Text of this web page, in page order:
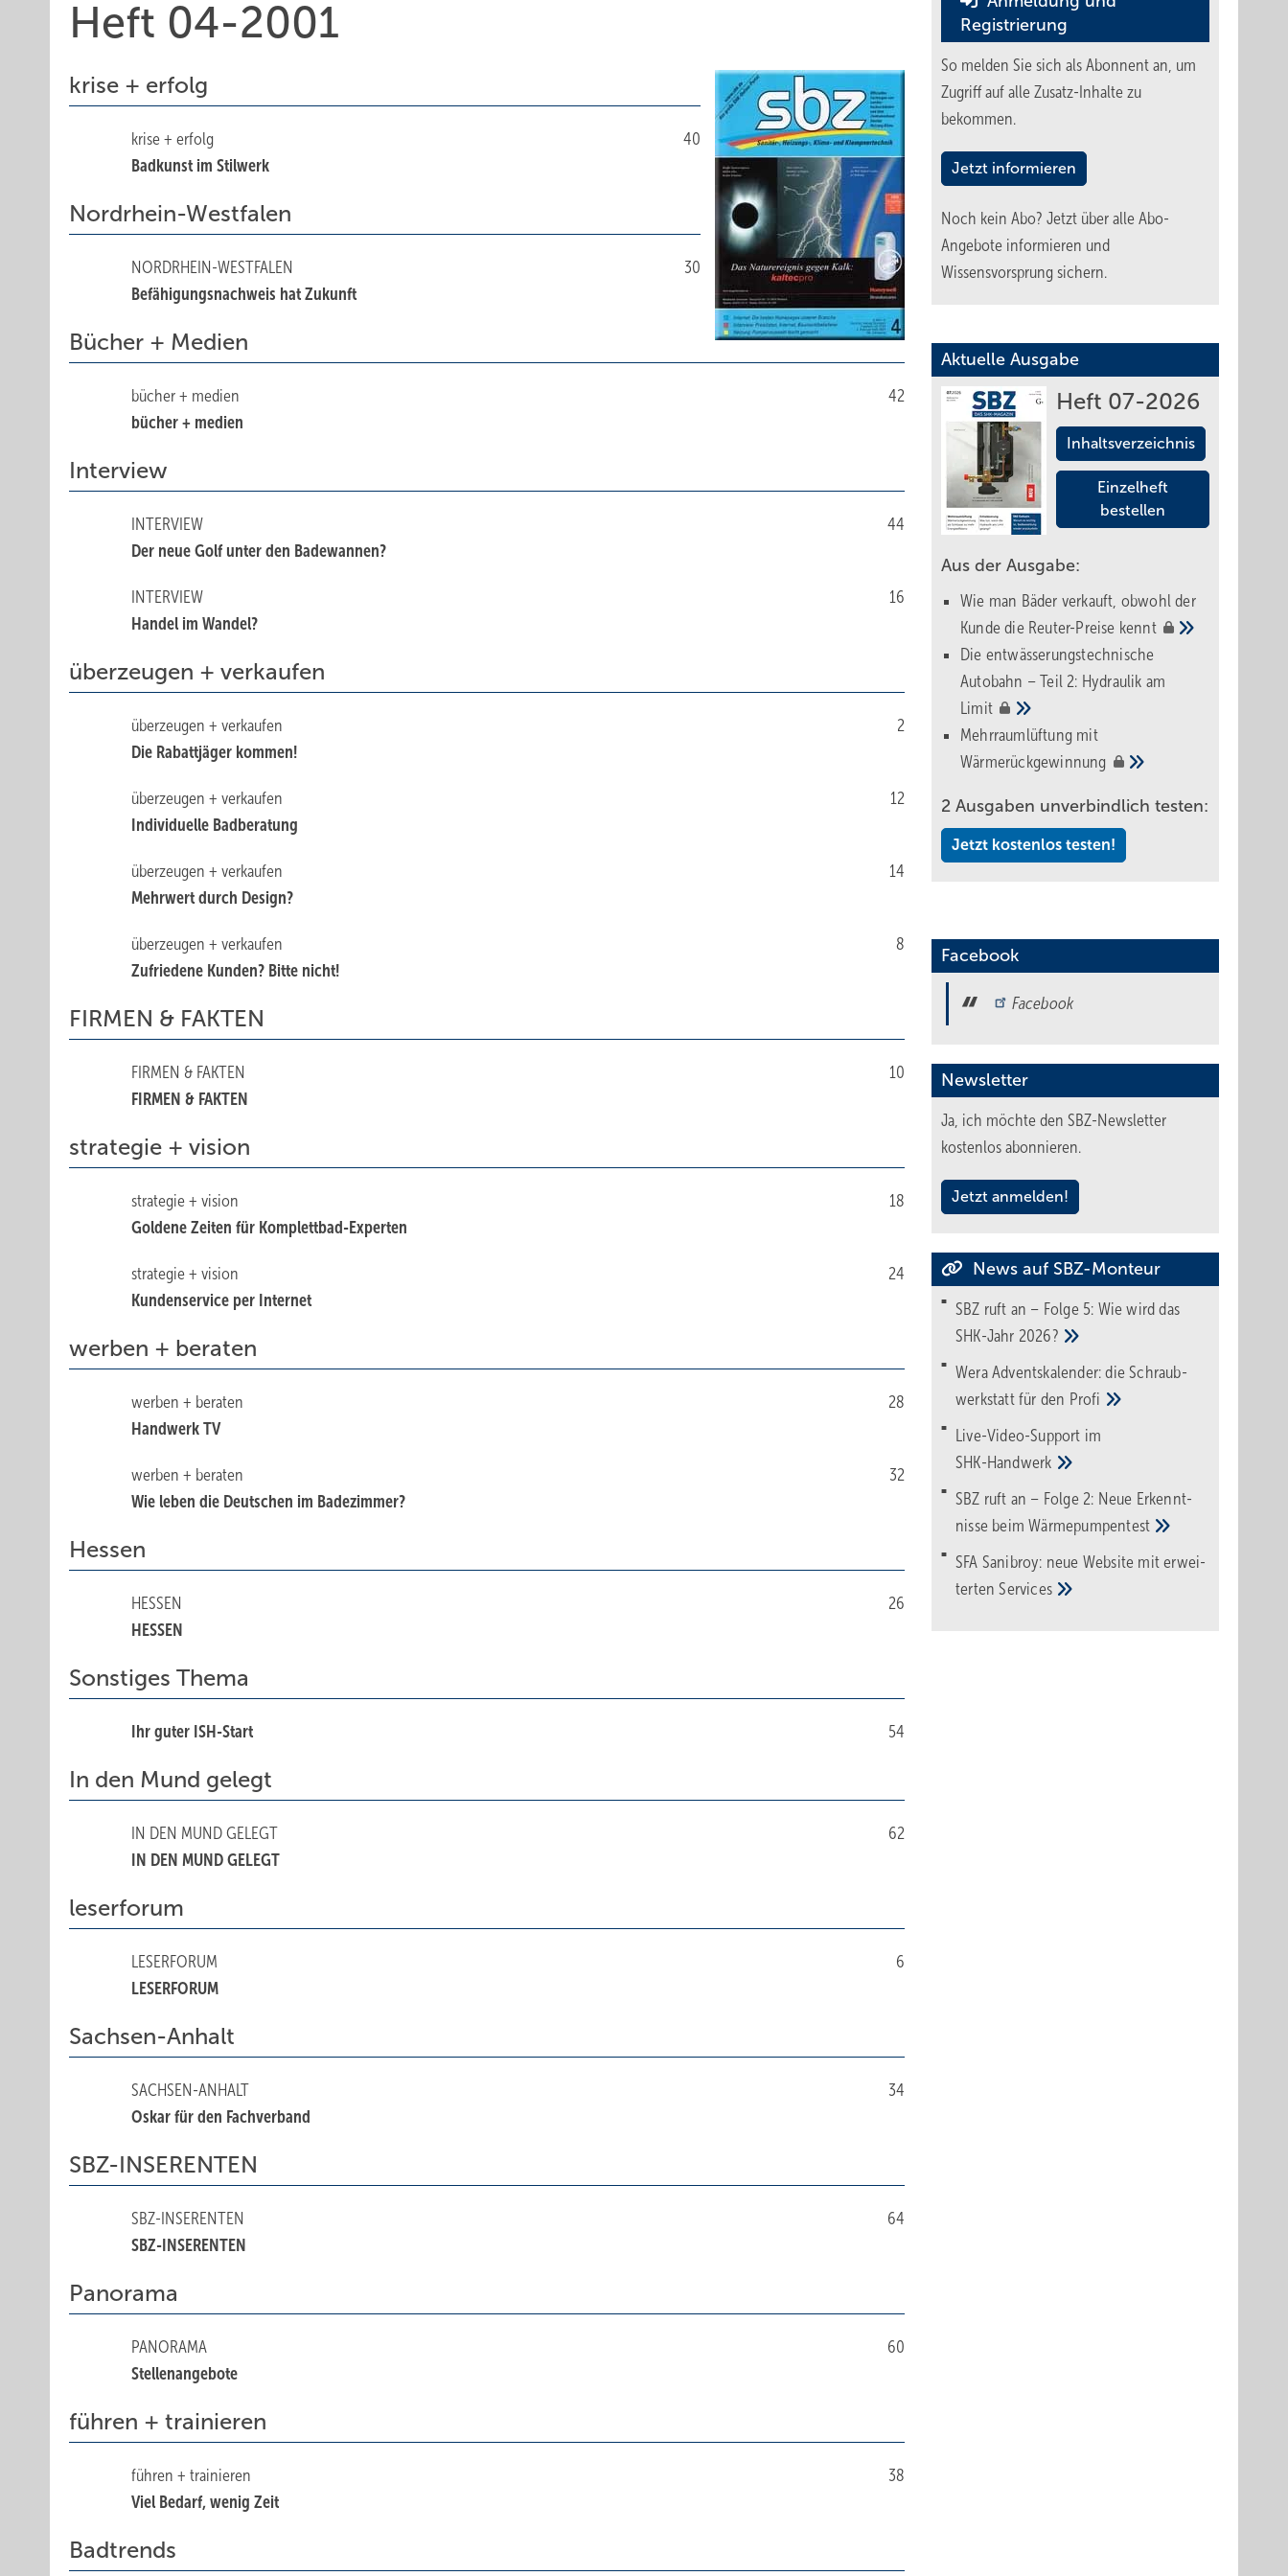
Heft 04-2001
krise + erfolg
40
krise + erfolg
Badkunst im Stilwerk
Nordrhein-Westfalen
30
NORDRHEIN-WESTFALEN
Befähigungsnachweis hat Zukunft
Bücher + Medien
42
bücher + medien
bücher + medien
Interview
44
INTERVIEW
Der neue Golf unter den Badewannen?
16
INTERVIEW
Handel im Wandel?
überzeugen + verkaufen
2
überzeugen + verkaufen
Die Rabattjäger kommen!
12
überzeugen + verkaufen
Individuelle Badberatung
14
überzeugen + verkaufen
Mehrwert durch Design?
8
überzeugen + verkaufen
Zufriedene Kunden? Bitte nicht!
FIRMEN & FAKTEN
10
FIRMEN & FAKTEN
FIRMEN & FAKTEN
strategie + vision
18
strategie + vision
Goldene Zeiten für Komplettbad-Experten
24
strategie + vision
Kundenservice per Internet
werben + beraten
28
werben + beraten
Handwerk TV
32
werben + beraten
Wie leben die Deutschen im Badezimmer?
Hessen
26
HESSEN
HESSEN
Sonstiges Thema
54
Ihr guter ISH-Start
In den Mund gelegt
62
IN DEN MUND GELEGT
IN DEN MUND GELEGT
leserforum
6
LESERFORUM
LESERFORUM
Sachsen-Anhalt
34
SACHSEN-ANHALT
Oskar für den Fachverband
SBZ-INSERENTEN
64
SBZ-INSERENTEN
SBZ-INSERENTEN
Panorama
60
PANORAMA
Stellenangebote
führen + trainieren
38
führen + trainieren
Viel Bedarf, wenig Zeit
Badtrends
Registrierung
So melden Sie sich als Abonnent an, um
Zugriff auf alle Zusatz-Inhalte zu
bekommen.
Jetzt informieren
Noch kein Abo? Jetzt über alle Abo-
Angebote informieren und
Wissensvorsprung sichern.
Aktuelle Ausgabe
Heft 07-2026
Inhaltsverzeichnis
Einzelheft
bestellen
Aus der Ausgabe:
Wie man Bäder verkauft, obwohl der
Kunde die Reuter-Preise kennt
Die entwässerungstechnische
Autobahn – Teil 2: Hydraulik am
Limit
Mehrraumlüftung mit
Wärmerückgewinnung
2 Ausgaben unverbindlich testen:
Jetzt kostenlos testen!
Facebook
Facebook
Newsletter
Ja, ich möchte den SBZ-Newsletter
kostenlos abonnieren.
Jetzt anmelden!
News auf SBZ-Monteur
SBZ ruft an – Folge 5: Wie wird das
SHK-Jahr 2026?
Wera Adventskalender: die Schraub­
werk­statt für den Pro­fi
Live-Video-Support im
SHK-Handwerk
SBZ ruft an – Folge 2: Neue Erkennt­
nisse beimWärme­pumpen­test
SFA Sanibroy: neue Web­site mit erwei­
tertenServices